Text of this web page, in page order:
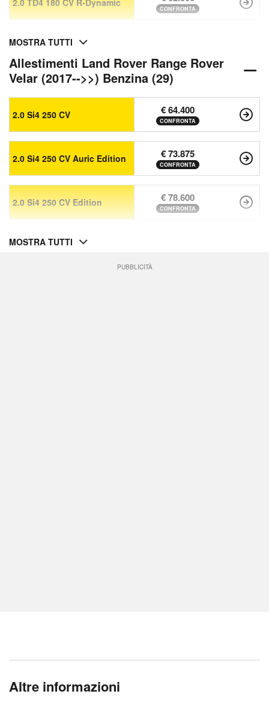
2.0 TD4 180 CV R-Dynamic
CONFRONTA
MOSTRA TUTTI
Allestimenti Land Rover Range Rover
Velar (2017-->>) Benzina (29)
2.0 Si4 250 CV € 64.400
CONFRONTA
2.0 Si4 250 CV Auric Edition € 73.875
CONFRONTA
2.0 Si4 250 CV Edition € 78.600
CONFRONTA
MOSTRA TUTTI
PUBBLICITÀ
Altre informazioni